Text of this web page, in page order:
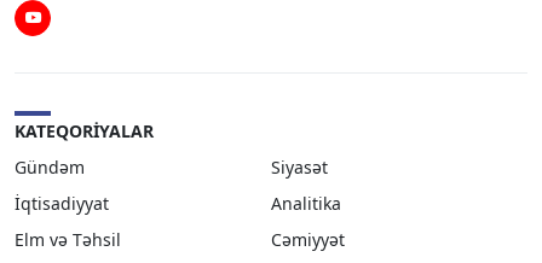
Youtube
KATEQORIYALAR
Gündəm
Siyasət
İqtisadiyyat
Analitika
Elm və Təhsil
Cəmiyyət